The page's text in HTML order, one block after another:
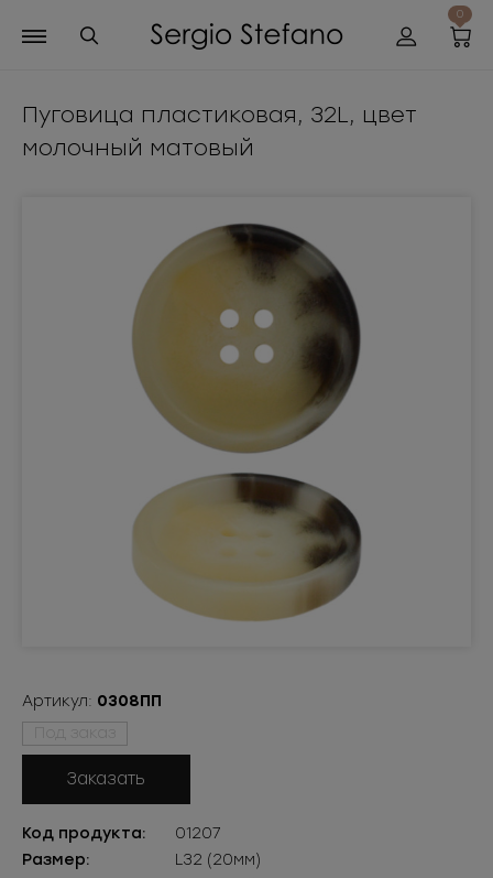
0
Пуговица пластиковая, 32L, цвет
молочный матовый
Артикул: 0308ПП
Под заказ
Заказать
Код продукта:
01207
Размер:
L32 (20мм)